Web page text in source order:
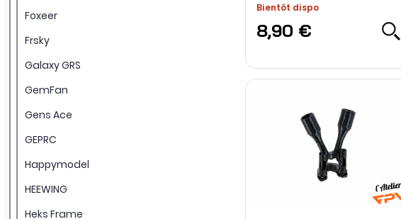
Foxeer
Frsky
Galaxy GRS
GemFan
Gens Ace
GEPRC
Happymodel
HEEWING
Heks Frame
Bientôt dispo
8,90 €